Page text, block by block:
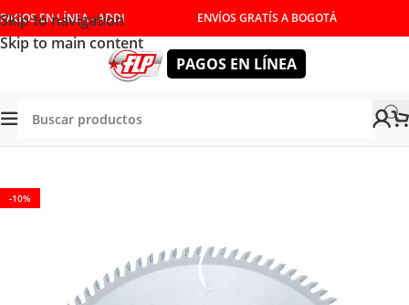
Skip to navigation
Skip to main content
PAGOS EN LÍNEA - ADDI ENVÍOS GRATÍS A BOGOTÁ
PAGOS EN LÍNEA
DE CORTE MADECOR
-10%